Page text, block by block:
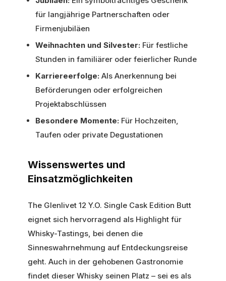
für langjährige Partnerschaften oder
Firmenjubiläen
Weihnachten und Silvester: Für festliche
Stunden in familiärer oder feierlicher Runde
Karriereerfolge: Als Anerkennung bei
Beförderungen oder erfolgreichen
Projektabschlüssen
Besondere Momente: Für Hochzeiten,
Taufen oder private Degustationen
Wissenswertes und
Einsatzmöglichkeiten
The Glenlivet 12 Y.O. Single Cask Edition Butt
eignet sich hervorragend als Highlight für
Whisky-Tastings, bei denen die
Sinneswahrnehmung auf Entdeckungsreise
geht. Auch in der gehobenen Gastronomie
findet dieser Whisky seinen Platz – sei es als